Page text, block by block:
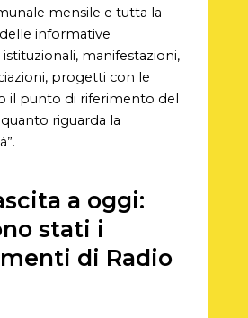
mensile e tutta la
informative
manifestazioni,
progetti con le
il punto di riferimento del
riguarda la
a oggi:
stati i
di Radio